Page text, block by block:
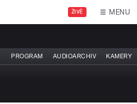
ŽIVĚ MENU
PROGRAM AUDIOARCHIV KAMERY